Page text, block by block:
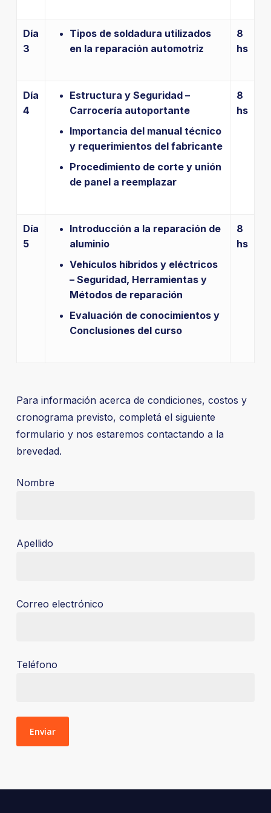
Día
3
Tipos de soldadura utilizados
en la reparación automotriz
8
hs
Día
4
Estructura y Seguridad –
Carrocería autoportante
Importancia del manual técnico
y requerimientos del fabricante
Procedimiento de corte y unión
de panel a reemplazar
8
hs
Día
5
Introducción a la reparación de
aluminio
Vehículos híbridos y eléctricos
– Seguridad, Herramientas y
Métodos de reparación
Evaluación de conocimientos y
Conclusiones del curso
8
hs
Para información acerca de condiciones, costos y
cronograma previsto, completá el siguiente
formulario y nos estaremos contactando a la
brevedad.
Nombre
Apellido
Correo electrónico
Teléfono